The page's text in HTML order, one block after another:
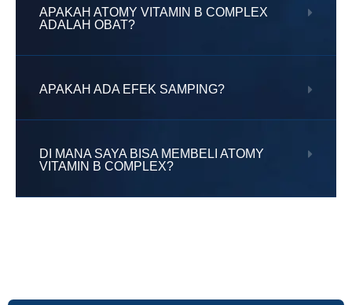
APAKAH ATOMY VITAMIN B COMPLEX
ADALAH OBAT?
APAKAH ADA EFEK SAMPING?
DI MANA SAYA BISA MEMBELI ATOMY
VITAMIN B COMPLEX?